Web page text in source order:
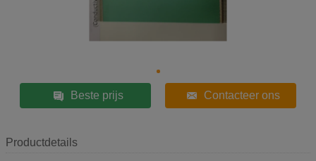
Beste prijs Contacteer ons
Productdetails